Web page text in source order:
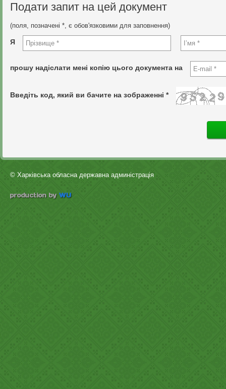
Подати запит на цей документ
(поля, позначені *, є обов'язковими для заповнення)
Я
прошу надіслати мені копію цього документа на
Введіть код, який ви бачите на зображенні *
© Харківська обласна державна админістрація